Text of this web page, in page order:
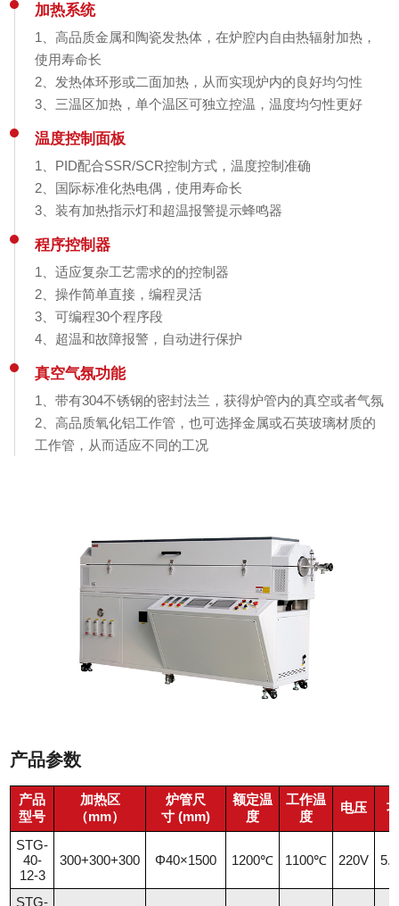
加热系统
1、高品质金属和陶瓷发热体，在炉腔内自由热辐射加热，
使用寿命长
2、发热体环形或二面加热，从而实现炉内的良好均匀性
3、三温区加热，单个温区可独立控温，温度均匀性更好
温度控制面板
1、PID配合SSR/SCR控制方式，温度控制准确
2、国际标准化热电偶，使用寿命长
3、装有加热指示灯和超温报警提示蜂鸣器
程序控制器
1、适应复杂工艺需求的的控制器
2、操作简单直接，编程灵活
3、可编程30个程序段
4、超温和故障报警，自动进行保护
真空气氛功能
1、带有304不锈钢的密封法兰，获得炉管内的真空或者气氛
2、高品质氧化铝工作管，也可选择金属或石英玻璃材质的
工作管，从而适应不同的工况
产品参数
产品
型号
加热区
（mm）
炉管尺
寸 (mm)
额定温
度
工作温
度
电压
STG-
40-
12-3
300+300+300 Φ40×1500 1200℃ 1100℃ 220V
STG-